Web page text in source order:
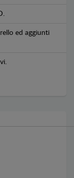
ed aggiunti